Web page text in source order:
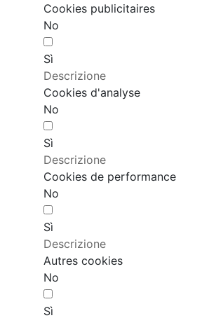
Cookies publicitaires
No
Sì
Descrizione
Cookies d'analyse
No
Sì
Descrizione
Cookies de performance
No
Sì
Descrizione
Autres cookies
No
Sì